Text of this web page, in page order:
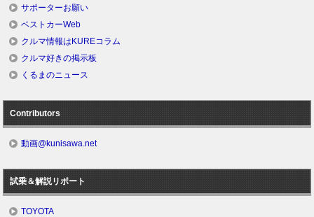
サポーターお願い
ベストカーWeb
クルマ情報はKUREコラム
クルマ好きの掲示板
くるまのニュース
Contributors
動画@kunisawa.net
試乗＆解説リポート
TOYOTA